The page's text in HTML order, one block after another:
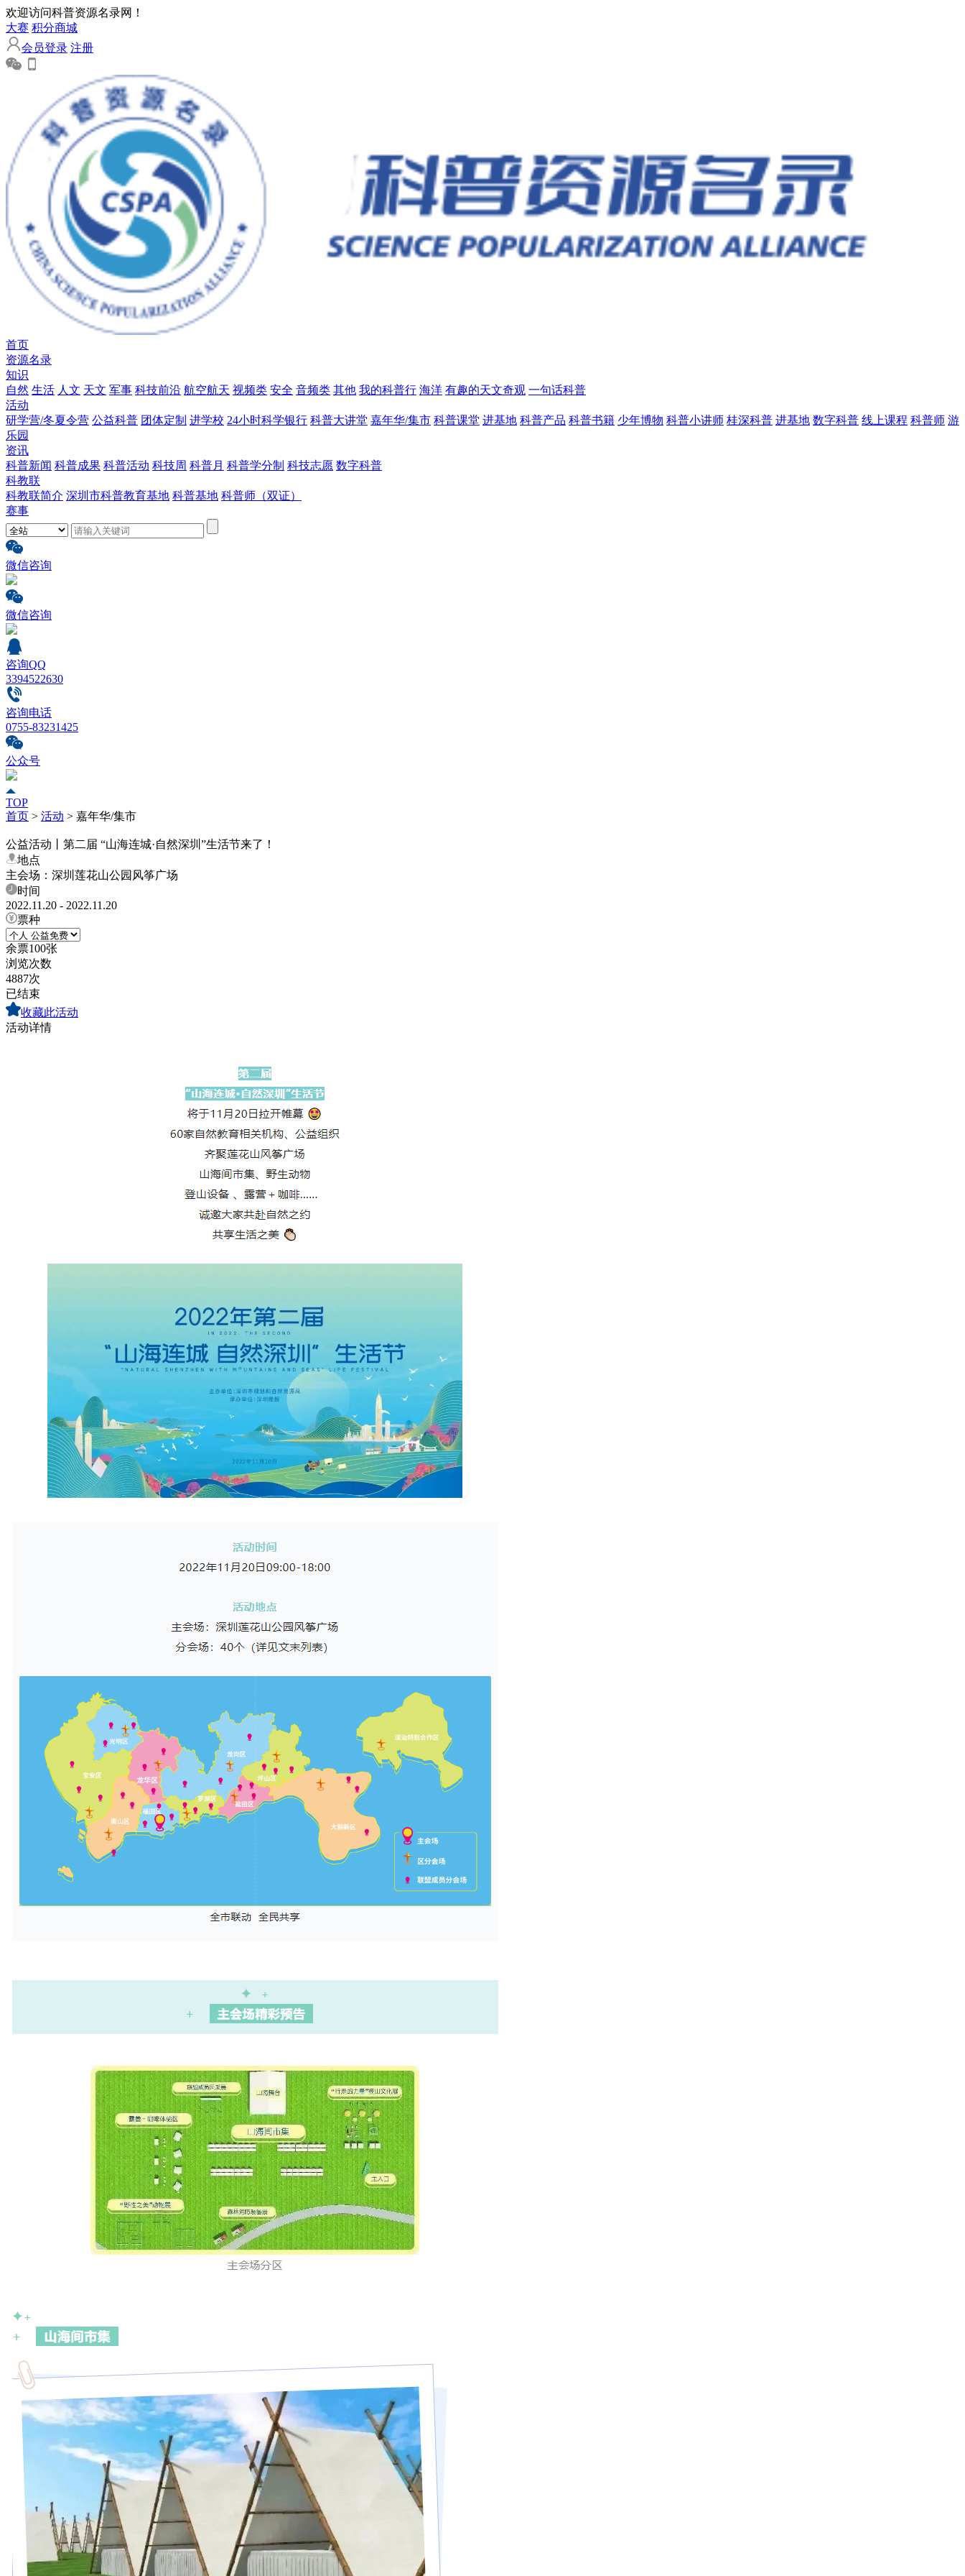
欢迎访问科普资源名录网！
大赛 积分商城
会员登录 注册
首页
资源名录
知识
自然 生活 人文 天文 军事 科技前沿 航空航天 视频类 安全 音频类 其他 我的科普行 海洋 有趣的天文奇观 一句话科普
活动
研学营/冬夏令营 公益科普 团体定制 进学校 24小时科学银行 科普大讲堂 嘉年华/集市 科普课堂 进基地 科普产品 科普书籍 少年博物 科普小讲师 桂深科普 进基地 数字科普 线上课程 科普师 游
乐园
资讯
科普新闻 科普成果 科普活动 科技周 科普月 科普学分制 科技志愿 数字科普
科教联
科教联简介 深圳市科普教育基地 科普基地 科普师（双证）
赛事
微信咨询
微信咨询
咨询QQ
3394522630
咨询电话
0755-83231425
公众号
TOP
首页 > 活动 > 嘉年华/集市
公益活动丨第二届 “山海连城·自然深圳”生活节来了！
地点
主会场：深圳莲花山公园风筝广场
时间
2022.11.20 - 2022.11.20
票种
余票100张
浏览次数
4887次
已结束
收藏此活动
活动详情